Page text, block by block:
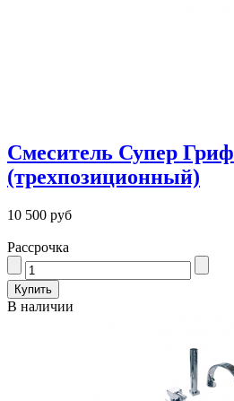
Смеситель Супер Гриф
(трехпозиционный)
10 500 руб
Рассрочка
В наличии